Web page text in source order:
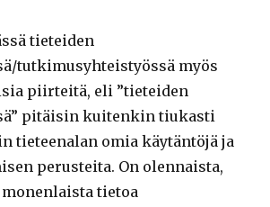
tieteiden
tutkimusyhteistyössä myös
piirteitä, eli ”tieteiden
pitäisin kuitenkin tiukasti
tieteenalan omia käytäntöjä ja
perusteita. On olennaista,
tietoa